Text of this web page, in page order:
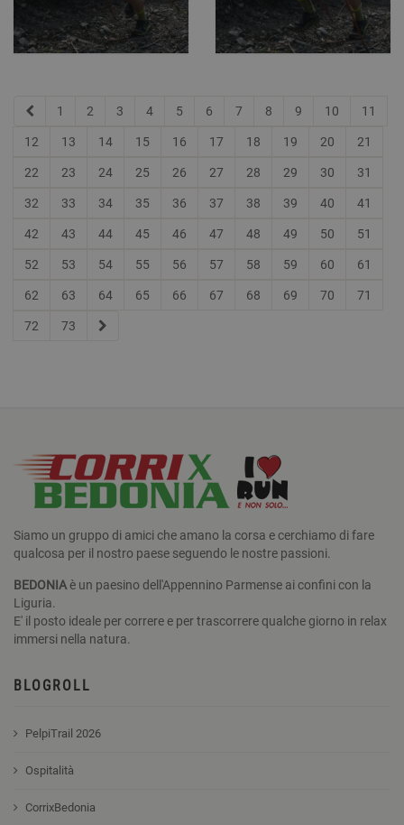
1 2 3 4 5 6 7 8 9 10 11
12 13 14 15 16 17 18 19 20 21
22 23 24 25 26 27 28 29 30 31
32 33 34 35 36 37 38 39 40 41
42 43 44 45 46 47 48 49 50 51
52 53 54 55 56 57 58 59 60 61
62 63 64 65 66 67 68 69 70 71
72 73
Siamo un gruppo di amici che amano la corsa e cerchiamo di fare
qualcosa per il nostro paese seguendo le nostre passioni.
BEDONIA è un paesino dell'Appennino Parmense ai confini con la
Liguria.
E' il posto ideale per correre e per trascorrere qualche giorno in relax
immersi nella natura.
BLOGROLL
PelpiTrail 2026
Ospitalità
CorrixBedonia